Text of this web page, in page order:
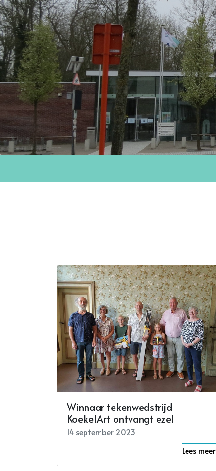
Winnaar tekenwedstrijd
KoekelArt ontvangt ezel
14 september 2023
Lees meer